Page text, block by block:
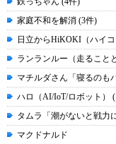
家庭不和を解消 (3件)
日立からHiKOKI（ハイ
ランランルー（走ること
マチルダさん「寝るのも
ハロ（AI/IoT/ロボット）
タムラ「潮がないと戦力
マクドナルド